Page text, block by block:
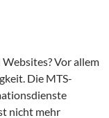
Vor allem
Die MTS-
nicht mehr